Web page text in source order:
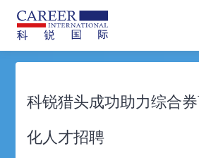
科锐猎头成功助力综合
化人才招聘